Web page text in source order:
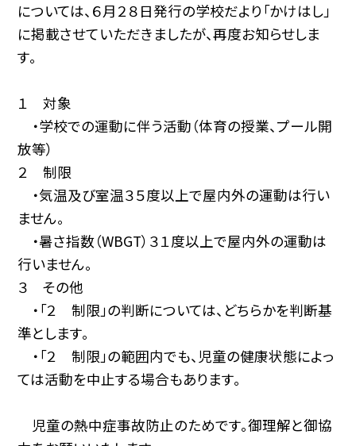
については、６月２８日発行の学校だより「かけはし」
に掲載させていただきましたが、再度お知らせしま
す。
１ 対象
・学校での運動に伴う活動（体育の授業、プール開
放等）
２ 制限
・気温及び室温３５度以上で屋内外の運動は行い
ません。
・暑さ指数（WBGT）３１度以上で屋内外の運動は
行いません。
３ その他
・「２ 制限」の判断については、どちらかを判断基
準とします。
・「２ 制限」の範囲内でも、児童の健康状態によっ
ては活動を中止する場合もあります。
児童の熱中症事故防止のためです。御理解と御協